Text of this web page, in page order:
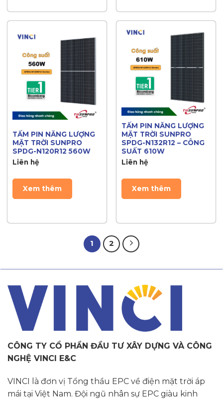
TẤM PIN NĂNG LƯỢNG
MẶT TRỜI SUNPRO
SPDG-N120R12 560W
Liên hệ
Xem thêm
TẤM PIN NĂNG LƯỢNG
MẶT TRỜI SUNPRO
SPDG-N132R12 – CÔNG
SUẤT 610W
Liên hệ
Xem thêm
1 2
CÔNG TY CỔ PHẦN ĐẦU TƯ XÂY DỰNG VÀ CÔNG
NGHỆ VINCI E&C
VINCI là đơn vị Tổng thầu EPC về điện mặt trời áp
mái tại Việt Nam. Đội ngũ nhân sự EPC giàu kinh